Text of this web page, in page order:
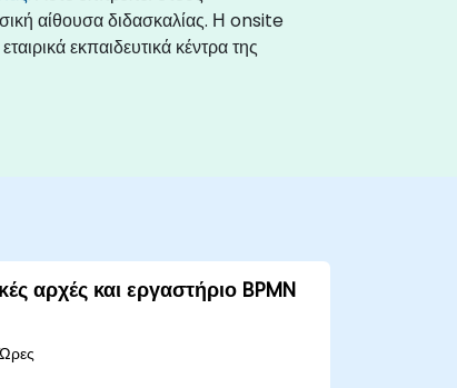
αίθουσα διδασκαλίας. Η onsite
εκπαιδευτικά κέντρα της
αρχές και εργαστήριο BPMN